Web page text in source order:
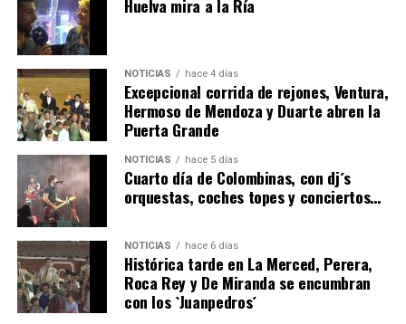
6º DÍA DE LAS FIESTAS COLOMBINAS 2026
hace 3 días Huelvatv
Huelva mira a la Ría
NOTICIAS hace 4 días
Excepcional corrida de rejones, Ventura,
Hermoso de Mendoza y Duarte abren la
Puerta Grande
NOTICIAS hace 5 días
Cuarto día de Colombinas, con dj´s
orquestas, coches topes y conciertos…
NOTICIAS hace 6 días
Histórica tarde en La Merced, Perera,
Roca Rey y De Miranda se encumbran
con los `Juanpedros´